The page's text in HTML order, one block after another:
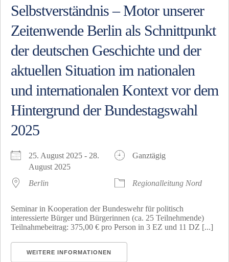
Selbstverständnis – Motor unserer
Zeitenwende Berlin als Schnittpunkt
der deutschen Geschichte und der
aktuellen Situation im nationalen
und internationalen Kontext vor dem
Hintergrund der Bundestagswahl
2025
25. August 2025 - 28.
August 2025
Ganztägig
Berlin Regionalleitung Nord
Seminar in Kooperation der Bundeswehr für politisch
interessierte Bürger und Bürgerinnen (ca. 25 Teilnehmende)
Teilnahmebeitrag: 375,00 € pro Person in 3 EZ und 11 DZ [...]
WEITERE INFORMATIONEN